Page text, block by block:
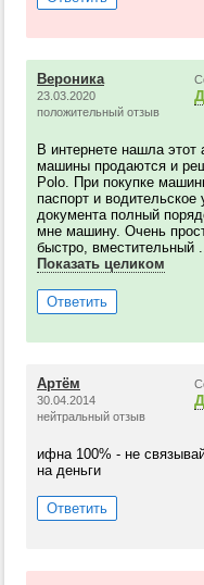
Вероника
23.03.2020
положительный отзыв
В интернете нашла этот
машины продаются и
Polo. При покупке
паспорт и
документа полный
мне машину. Очень
быстро, вместительный
Показать целиком
Ответить
Артём
30.04.2014
нейтральный отзыв
ифна 100% - не
на деньги
Ответить